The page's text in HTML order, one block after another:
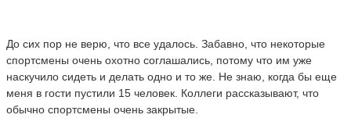
До сих пор не верю, что все удалось. Забавно, что некоторые
спортсмены очень охотно соглашались, потому что им уже
наскучило сидеть и делать одно и то же. Не знаю, когда бы еще
меня в гости пустили 15 человек. Коллеги рассказывают, что
обычно спортсмены очень закрытые.